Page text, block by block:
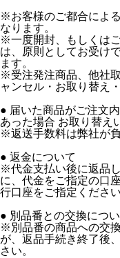
※お客様のご都合によ
なります。
※一度開封、もしくは
は、原則としてお受け
ます。
※受注発注商品、他社
ャンセル・お取り替え
● 届いた商品がご注文
あった場合 お取り替え
※返送手数料は弊社が
● 返金について
※代金支払い後に返品
に、代金をご指定の口
行口座をご指定くださ
● 別品番との交換につ
※別品番の商品への交
が、返品手続き終了後
さい。